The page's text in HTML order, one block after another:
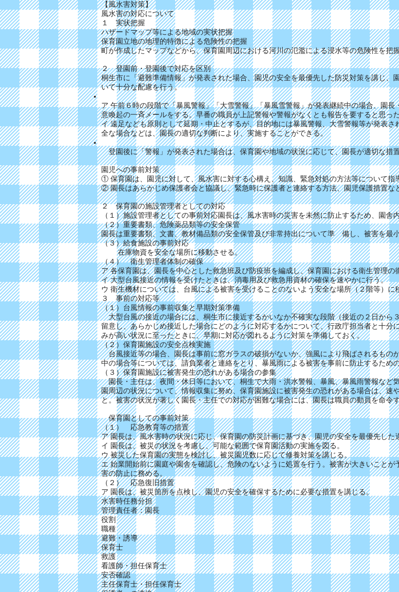
【風水害対策】
風水害の対応について
１ 実状把握
ハザードマップ等による地域の実状把握
保育園立地の地理的特徴による危険性の把握
町が作成したマップなどから、保育園周辺における河川の氾濫による浸水等の危険性を把
２ 登園前・登園後で対応を区別
桐生市に「避難準備情報」が発表された場合、園児の安全を最優先した防災対策を講じ、
いて十分な配慮を行う。
ア 午前６時の段階で「暴風警報」「大雪警報」「暴風雪警報」が発表継続中の場合、園
意喚起の一斉メールをする。早番の職員が上記警報や警報がなくとも報告を要すると思っ
イ 遠足なども原則として延期・中止とするが、目的地には暴風警報、大雪警報等が発表
全な場合などは、園長の適切な判断により、実施することができる。
登園後に「警報」が発表された場合は、保育園や地域の状況に応じて、園長が適切な措置
園児への事前対策
① 保育園は、園児に対して、風水害に対する心構え、知識、緊急対処の方法等について指
② 園長はあらかじめ保護者会と協議し、緊急時に保護者と連絡する方法、園児保護措置な
２ 保育園の施設管理者としての対応
（１）施設管理者としての事前対応園長は、風水害時の災害を未然に防止するため、園
（２）重要書類、危険薬品類等の安全保管
園長は重要書類、文書、教材備品類の安全保管及び非常持出について準 備し、被害を最小
（３）給食施設の事前対応
在庫物資を安全な場所に移動させる。
（４） 衛生管理者体制の確保
ア 各保育園は、園長を中心とした救急班及び防疫班を編成し、保育園における衛生管理の
イ 大型台風接近の情報を受けたときは、消毒用及び救急用資材の確保を速やかに行う。
ウ 衛生機材については、台風による被害を受けることのないよう安全な場所（２階等）に
３ 事前の対応等
（１）台風情報の事前収集と早期対策準備
大型台風の接近の場合には、桐生市に接近するかいなか不確実な段階（接近の２日から
留意し、あらかじめ接近した場合にどのように対応するかについて、行政庁担当者と十分
みが高い状況に至ったときに、早期に対応が図れるように対策を準備しておく。
（２）保育園施設の安全点検実施
台風接近等の場合、園長は事前に窓ガラスの破損がないか、強風により飛ばされるもの
中の場合等については、請負業者と連絡をとり、暴風雨による被害を事前に防止するため
（３）保育園施設に被害発生の恐れがある場合の参集
園長・主任は、夜間・休日等において、桐生で大雨・洪水警報、暴風、暴風雨警報など
園周辺の状況について、情報収集に努め、保育園施設に被害発生の恐れがある場合は、速
と。被害の状況が著しく園長・主任での対応が困難な場合には、園長は職員の動員を命令
保育園としての事前対策
（１） 応急教育等の措置
ア 園長は、風水害時の状況に応じ、保育園の防災計画に基づき、園児の安全を最優先した
イ 園長は、被災の状況を考慮し、可能な範囲で保育園活動の実施を図る。
ウ 被災した保育園の実態を検討し、被災園児数に応じて修養対策を講じる。
エ 始業開始前に園庭や園舎を確認し、危険のないように処置を行う。被害が大きいこと
害の防止に務める。
（２） 応急復旧措置
ア 園長は、被災箇所を点検し、園児の安全を確保するために必要な措置を講じる。
水害時任務分担
管理責任者：園長
役割
職種
避難・誘導
保育士
救護
看護師・担任保育士
安否確認
主任保育士・担任保育士